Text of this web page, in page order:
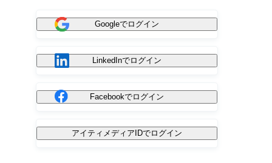
Googleでログイン
LinkedInでログイン
Facebookでログイン
アイティメディアIDでログイン